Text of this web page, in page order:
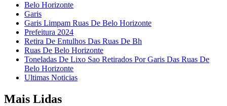
Belo Horizonte
Garis
Garis Limpam Ruas De Belo Horizonte
Prefeitura 2024
Retira De Entulhos Das Ruas De Bh
Ruas De Belo Horizonte
Toneladas De Lixo Sao Retirados Por Garis Das Ruas De
Belo Horizonte
Ultimas Noticias
Mais Lidas